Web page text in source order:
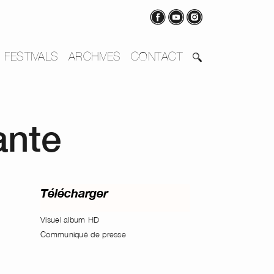
FESTIVALS ARCHIVES CONTACT
Télécharger
Visuel album HD
Communiqué de presse